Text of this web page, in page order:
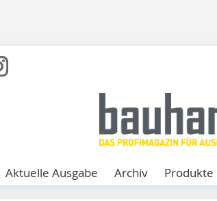
Aktuelle Ausgabe Archiv Produkte